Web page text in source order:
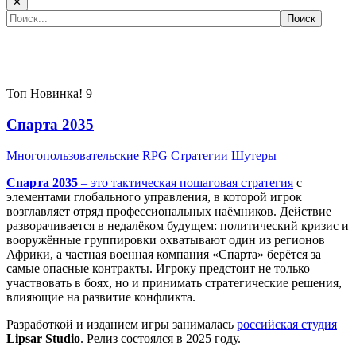
Топ Новинка! 9
Спарта 2035
Многопользовательские RPG Стратегии Шутеры
Спарта 2035 – это тактическая пошаговая стратегия с
элементами глобального управления, в которой игрок
возглавляет отряд профессиональных наёмников. Действие
разворачивается в недалёком будущем: политический кризис и
вооружённые группировки охватывают один из регионов
Африки, а частная военная компания «Спарта» берётся за
самые опасные контракты. Игроку предстоит не только
участвовать в боях, но и принимать стратегические решения,
влияющие на развитие конфликта.
Разработкой и изданием игры занималась российская студия
Lipsar Studio. Релиз состоялся в 2025 году.